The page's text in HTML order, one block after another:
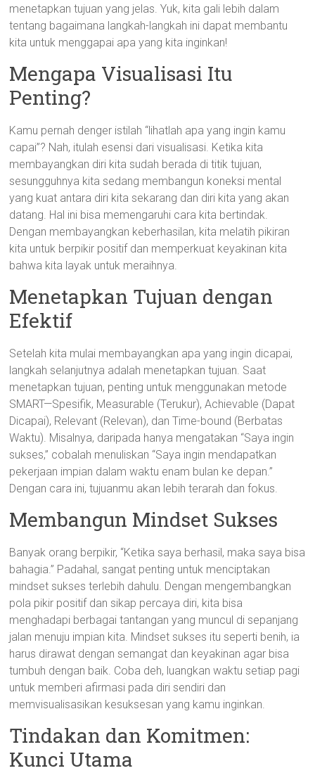
menetapkan tujuan yang jelas. Yuk, kita gali lebih dalam
tentang bagaimana langkah-langkah ini dapat membantu
kita untuk menggapai apa yang kita inginkan!
Mengapa Visualisasi Itu
Penting?
Kamu pernah denger istilah “lihatlah apa yang ingin kamu
capai”? Nah, itulah esensi dari visualisasi. Ketika kita
membayangkan diri kita sudah berada di titik tujuan,
sesungguhnya kita sedang membangun koneksi mental
yang kuat antara diri kita sekarang dan diri kita yang akan
datang. Hal ini bisa memengaruhi cara kita bertindak.
Dengan membayangkan keberhasilan, kita melatih pikiran
kita untuk berpikir positif dan memperkuat keyakinan kita
bahwa kita layak untuk meraihnya.
Menetapkan Tujuan dengan
Efektif
Setelah kita mulai membayangkan apa yang ingin dicapai,
langkah selanjutnya adalah menetapkan tujuan. Saat
menetapkan tujuan, penting untuk menggunakan metode
SMART—Spesifik, Measurable (Terukur), Achievable (Dapat
Dicapai), Relevant (Relevan), dan Time-bound (Berbatas
Waktu). Misalnya, daripada hanya mengatakan “Saya ingin
sukses,” cobalah menuliskan “Saya ingin mendapatkan
pekerjaan impian dalam waktu enam bulan ke depan.”
Dengan cara ini, tujuanmu akan lebih terarah dan fokus.
Membangun Mindset Sukses
Banyak orang berpikir, “Ketika saya berhasil, maka saya bisa
bahagia.” Padahal, sangat penting untuk menciptakan
mindset sukses terlebih dahulu. Dengan mengembangkan
pola pikir positif dan sikap percaya diri, kita bisa
menghadapi berbagai tantangan yang muncul di sepanjang
jalan menuju impian kita. Mindset sukses itu seperti benih, ia
harus dirawat dengan semangat dan keyakinan agar bisa
tumbuh dengan baik. Coba deh, luangkan waktu setiap pagi
untuk memberi afirmasi pada diri sendiri dan
memvisualisasikan kesuksesan yang kamu inginkan.
Tindakan dan Komitmen:
Kunci Utama